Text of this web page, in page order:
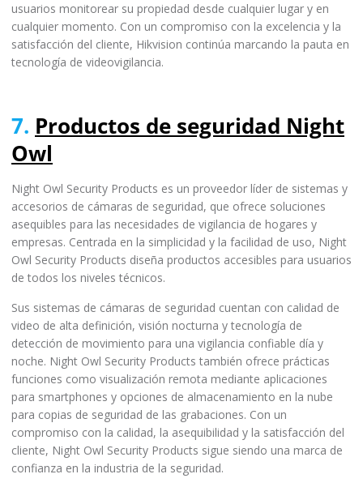
usuarios monitorear su propiedad desde cualquier lugar y en
cualquier momento. Con un compromiso con la excelencia y la
satisfacción del cliente, Hikvision continúa marcando la pauta en
tecnología de videovigilancia.
7. Productos de seguridad Night
Owl
Night Owl Security Products es un proveedor líder de sistemas y
accesorios de cámaras de seguridad, que ofrece soluciones
asequibles para las necesidades de vigilancia de hogares y
empresas. Centrada en la simplicidad y la facilidad de uso, Night
Owl Security Products diseña productos accesibles para usuarios
de todos los niveles técnicos.
Sus sistemas de cámaras de seguridad cuentan con calidad de
video de alta definición, visión nocturna y tecnología de
detección de movimiento para una vigilancia confiable día y
noche. Night Owl Security Products también ofrece prácticas
funciones como visualización remota mediante aplicaciones
para smartphones y opciones de almacenamiento en la nube
para copias de seguridad de las grabaciones. Con un
compromiso con la calidad, la asequibilidad y la satisfacción del
cliente, Night Owl Security Products sigue siendo una marca de
confianza en la industria de la seguridad.